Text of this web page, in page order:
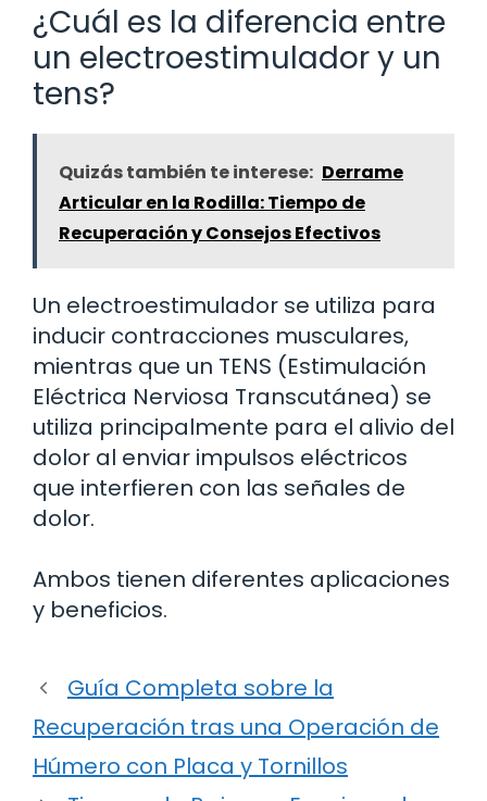
¿Cuál es la diferencia entre
un electroestimulador y un
tens?
Quizás también te interese: Derrame
Articular en la Rodilla: Tiempo de
Recuperación y Consejos Efectivos
Un electroestimulador se utiliza para
inducir contracciones musculares,
mientras que un TENS (Estimulación
Eléctrica Nerviosa Transcutánea) se
utiliza principalmente para el alivio del
dolor al enviar impulsos eléctricos
que interfieren con las señales de
dolor.
Ambos tienen diferentes aplicaciones
y beneficios.
Guía Completa sobre la
Recuperación tras una Operación de
Húmero con Placa y Tornillos